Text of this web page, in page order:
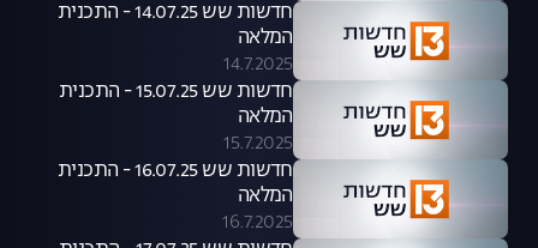
חדשות שש 14.07.25 - התכנית
המלאה
14.7.2025
חדשות שש 15.07.25 - התכנית
המלאה
15.7.2025
חדשות שש 16.07.25 - התכנית
המלאה
16.7.2025